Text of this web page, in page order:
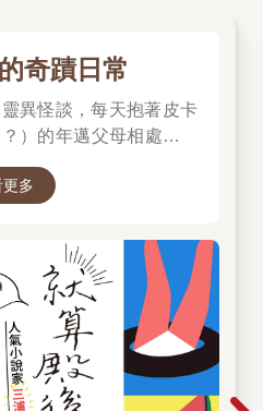
奇蹟日常
異怪談，每天抱著皮卡
）的年邁父母相處……
。
更多